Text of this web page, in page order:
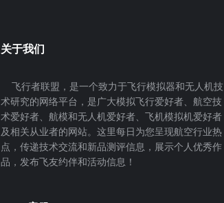
关于我们
飞行者联盟，是一个致力于飞行模拟器和无人机技
术研究的网络平台，是广大模拟飞行爱好者、航空技
术爱好者、航模和无人机爱好者、飞机模拟机爱好者
及相关从业者的网站。这里每日为您呈现航空行业热
点，传递技术交流和新品测评信息，展示个人优秀作
品，发布飞友约伴和活动信息！